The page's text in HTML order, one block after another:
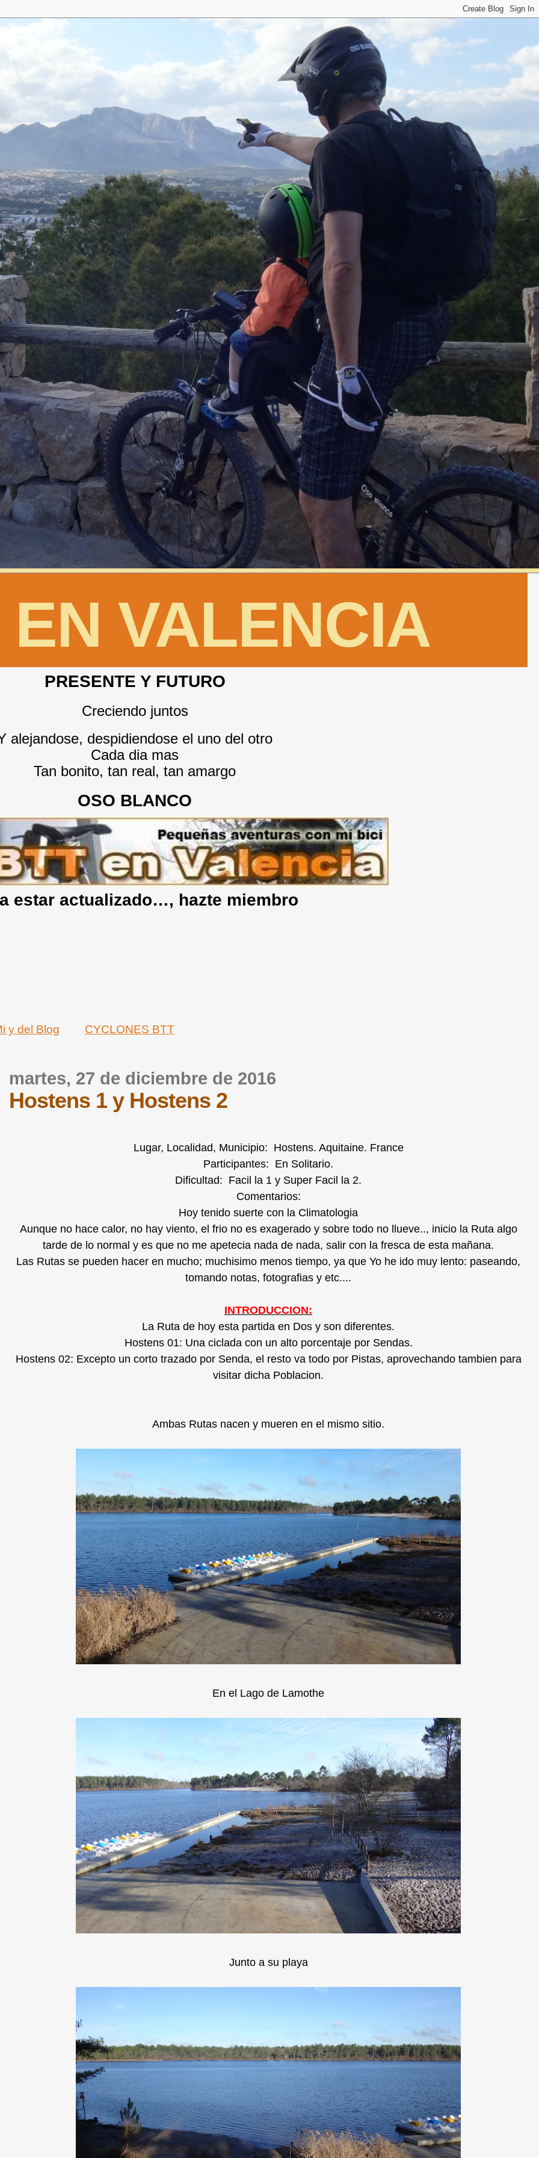
VALENCIA
PRESENTE Y FUTURO
Creciendo juntos
alejandose, despidiendose el uno del otro
Cada dia mas
Tan bonito, tan real, tan amargo
OSO BLANCO
estar actualizado…, hazte miembro
y del Blog CYCLONES BTT
martes, 27 de diciembre de 2016
Hostens 1 y Hostens 2
Lugar, Localidad, Municipio: Hostens. Aquitaine. France
Participantes: En Solitario.
Dificultad: Facil la 1 y Super Facil la 2.
Comentarios:
Hoy tenido suerte con la Climatologia
Aunque no hace calor, no hay viento, el frio no es exagerado y sobre todo no llueve.., inicio la Ruta algo
tarde de lo normal y es que no me apetecia nada de nada, salir con la fresca de esta mañana.
Las Rutas se pueden hacer en mucho; muchisimo menos tiempo, ya que Yo he ido muy lento: paseando,
tomando notas, fotografias y etc....
INTRODUCCION:
La Ruta de hoy esta partida en Dos y son diferentes.
Hostens 01: Una ciclada con un alto porcentaje por Sendas.
Hostens 02: Excepto un corto trazado por Senda, el resto va todo por Pistas, aprovechando tambien para
visitar dicha Poblacion.
Ambas Rutas nacen y mueren en el mismo sitio.
En el Lago de Lamothe
Junto a su playa